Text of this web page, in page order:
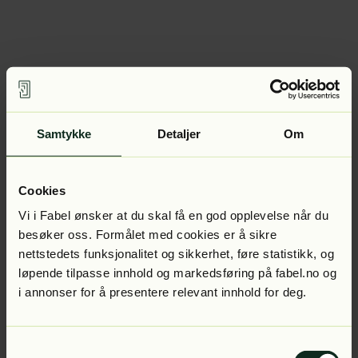
Samtykke Detaljer Om
Cookies
Vi i Fabel ønsker at du skal få en god opplevelse når du
besøker oss. Formålet med cookies er å sikre
nettstedets funksjonalitet og sikkerhet, føre statistikk, og
løpende tilpasse innhold og markedsføring på fabel.no og
i annonser for å presentere relevant innhold for deg.